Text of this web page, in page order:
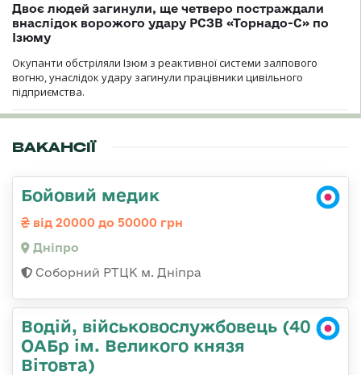
Двоє людей загинули, ще четверо постраждали
внаслідок ворожого удару РСЗВ «Торнадо-С» по
Ізюму
Окупанти обстріляли Ізюм з реактивної системи залпового
вогню, унаслідок удару загинули працівники цивільного
підприємства.
ВАКАНСІЇ
Бойовий медик
від 20000 до 50000 грн
Дніпро
Соборний РТЦК м. Дніпра
Водій, військовослужбовець (40
ОАБр ім. Великого князя
Вітовта)